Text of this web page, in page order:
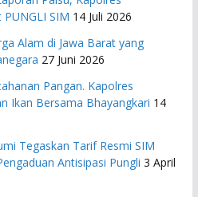
PUNGLI SIM 14 Juli 2026
Alam di Jawa Barat yang
27 Juni 2026
Pangan. Kapolres
Ikan Bersama Bhayangkari 14
Tegaskan Tarif Resmi SIM
Antisipasi Pungli 3 April